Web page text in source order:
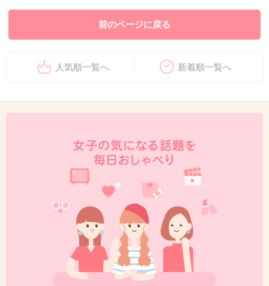
前のページに戻る
人気順一覧へ 新着順一覧へ